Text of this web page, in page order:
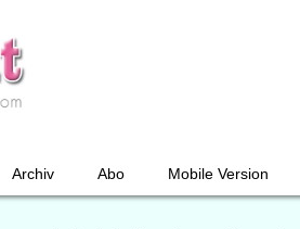
Archiv Abo Mobile Version